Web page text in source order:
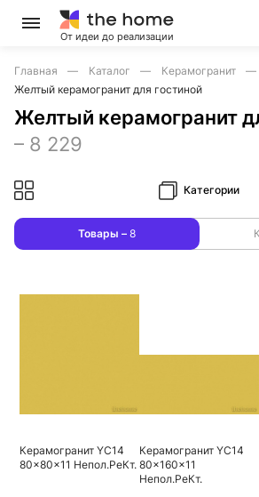
От идеи до реализации
Главная Каталог Керамогранит
Желтый керамогранит для гостиной
Желтый керамогранит
– 8 229
Категории
Товары – 8
Керамогранит YC14
80x80x11 Непол.РеКт.
Керамогранит YC14
80x160x11
Непол.РеКт.